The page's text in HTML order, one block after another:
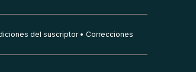
del suscriptor Correcciones